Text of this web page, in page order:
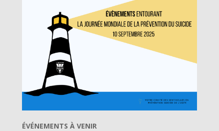
ÉVÉNEMENTS À VENIR